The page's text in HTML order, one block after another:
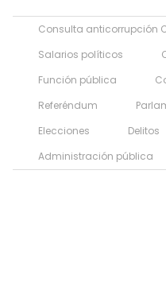
Consulta anticorrupción
Salarios políticos
Función pública
Referéndum
Elecciones
Delitos
Administración pública